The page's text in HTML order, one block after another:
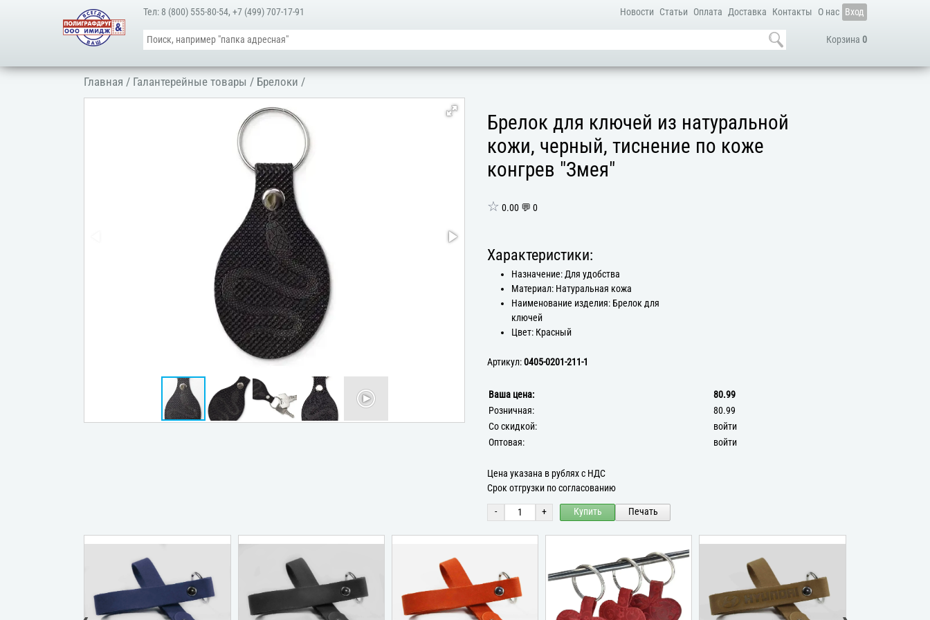
Новости Статьи Оплата Доставка Контакты О нас Вход
Корзина 0
Тел: 8 (800) 555-80-54,+7 (499) 707-17-91
Главная / Галантерейные товары / Брелоки /
Брелок для ключей из натуральной
кожи, черный, тиснение по коже
конгрев "Змея"
☆ 0.00 💬 0
Характеристики:
Назначение: Для удобства
Материал: Натуральная кожа
Наименование изделия: Брелок для
ключей
Цвет: Красный
Артикул:0405-0201-211-1
Ваша цена:
80.99
Розничная:
80.99
Со скидкой:
войти
Оптовая:
войти
Цена указана в рублях с НДС
Срок отгрузки по согласованию
- + Купить Печать